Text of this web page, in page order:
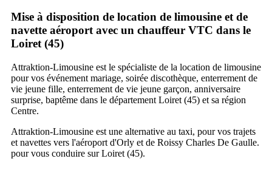
Mise à disposition de location de limousine et de
navette aéroport avec un chauffeur VTC dans le
Loiret (45)
Attraktion-Limousine est le spécialiste de la location de limousine
pour vos événement mariage, soirée discothèque, enterrement de
vie jeune fille, enterrement de vie jeune garçon, anniversaire
surprise, baptême dans le département Loiret (45) et sa région
Centre.
Attraktion-Limousine est une alternative au taxi, pour vos trajets
et navettes vers l'aéroport d'Orly et de Roissy Charles De Gaulle.
pour vous conduire sur Loiret (45).